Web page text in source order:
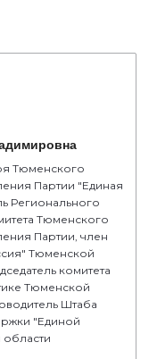
Тюменского
Партии "Единая
Регионального
Тюменского
Партии, член
Тюменской
комитета
Тюменской
Штаба
"Единой